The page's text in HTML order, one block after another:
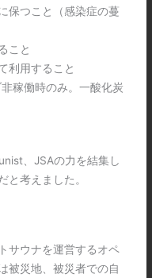
保つこと（感染症の蔓
こと
利用すること
稼働時のみ。一酸化炭
、JSAの力を結集し
と考えました。
サウナを運営するオペ
被災地、被災者での自